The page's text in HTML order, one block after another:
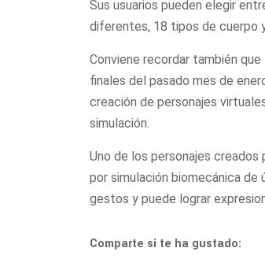
Sus usuarios pueden elegir
diferentes, 18 tipos de cuerpo
Conviene recordar también que
finales del pasado mes de
creación de personajes
simulación.
Uno de los personajes creados
por simulación biomecánica de
gestos y puede lograr
Comparte si te ha gustado: